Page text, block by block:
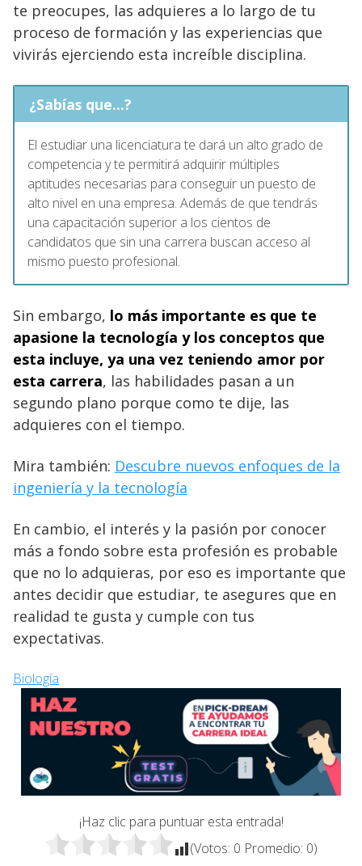
te preocupes, las adquieres a lo largo de tu
proceso de formación y las experiencias que
vivirás ejerciendo esta increíble disciplina.
¿Sabías que...?
El estudiar una licenciatura te dará un alto grado de
competencia y te permitirá adquirir múltiples
aptitudes necesarias para conseguir un puesto de
alto nivel en una empresa. Además de que tendrás
una capacitación superior a los cientos de
candidatos que sin una carrera buscan acceso al
mismo puesto profesional.
Sin embargo, lo más importante es que te
apasione la tecnología y los conceptos que
esta incluye, ya una vez teniendo amor por
esta carrera, las habilidades pasan a un
segundo plano porque como te dije, las
adquieres con el tiempo.
Mira también: Descubre nuevos enfoques de la
ingeniería y la tecnología
En cambio, el interés y la pasión por conocer
más a fondo sobre esta profesión es probable
que no lo adquieras, por eso es importante que
antes decidir que estudiar, te asegures que en
realidad te gusta y cumple con tus
expectativas.
Biología
¡Haz clic para puntuar esta entrada!
(Votos: 0 Promedio: 0)